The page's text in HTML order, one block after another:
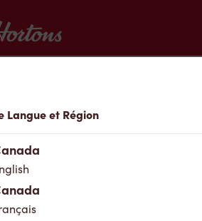
Langue et Région